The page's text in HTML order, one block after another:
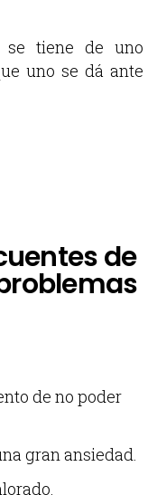
se tiene de uno
uno se dá ante
de
de no poder
gran ansiedad.